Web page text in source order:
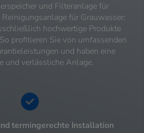
und Filteranlage für
für Grauwasser:
hochwertige Produkte
profitieren Sie von umfassenden
und haben eine
und verlässliche Anlage.
termingerechte Installation